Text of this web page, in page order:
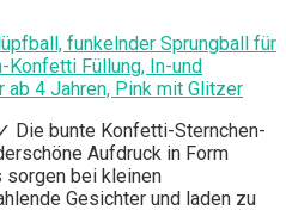
funkelnder Sprungball für
Füllung, In-und
4 Jahren, Pink mit Glitzer
Die bunte Konfetti-Sternchen-
Aufdruck in Form
bei kleinen
Gesichter und laden zu